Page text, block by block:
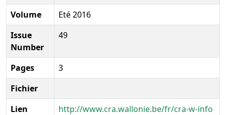
Volume
Eté 2016
Issue
Number
49
Pages
3
Fichier
Lien
http://www.cra.wallonie.be/fr/cra-w-info